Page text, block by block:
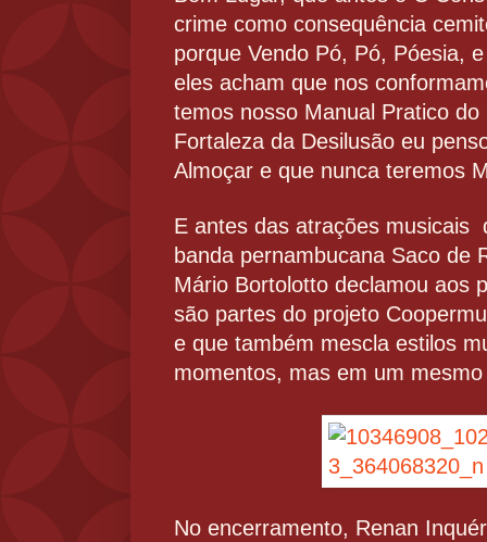
crime como consequência
porque Vendo Pó, Pó, Póesia,
eles acham que nos
temos nosso Manual Pratico
Fortaleza da Desilusão eu
Almoçar e que nunca teremos
E antes das atrações musicais
banda pernambucana Saco de
Mário Bortolotto declamou aos
são partes do projeto
e que também mescla estilos
momentos, mas em um
No encerramento, Renan